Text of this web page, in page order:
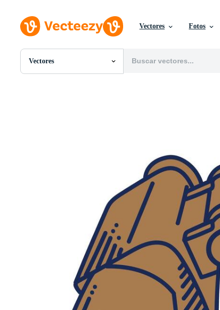
Vectores Fotos
Vectores
Todas Imágenes